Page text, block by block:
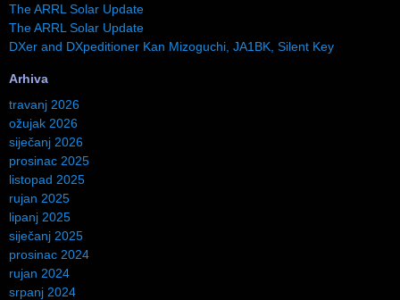
The ARRL Solar Update
The ARRL Solar Update
DXer and DXpeditioner Kan Mizoguchi, JA1BK, Silent Key
Arhiva
travanj 2026
ožujak 2026
siječanj 2026
prosinac 2025
listopad 2025
rujan 2025
lipanj 2025
siječanj 2025
prosinac 2024
rujan 2024
srpanj 2024